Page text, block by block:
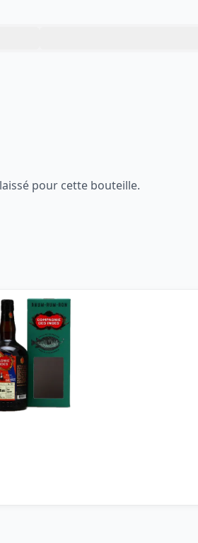
pour cette bouteille.